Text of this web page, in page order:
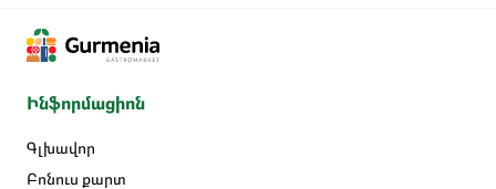
Ինֆորմացիոն
Գլխավոր
Բոնուս քարտ